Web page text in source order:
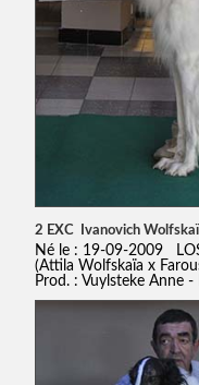
2 EXC Ivanovich
Né le : 19-09-2009
(Attila Wolfskaïa x
Prod. : Vuylsteke Anne